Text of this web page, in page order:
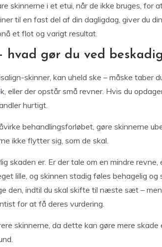
skinnerne i et etui, når de ikke bruges, for
til en fast del af din dagligdag, giver du
et flot og varigt resultat.
hvad gør du ved
skinner, kan uheld ske – måske taber
der opstår små revner. Hvis du
hurtigt.
behandlingsforløbet, gøre skinnerne
ikke flytter sig, som de skal.
skaden er. Er der tale om en mindre revne,
lille, og skinnen stadig føles behagelig og
den, indtil du skal skifte til næste sæt –
for at få deres vurdering.
skinnerne, da dette kan gøre mere skade